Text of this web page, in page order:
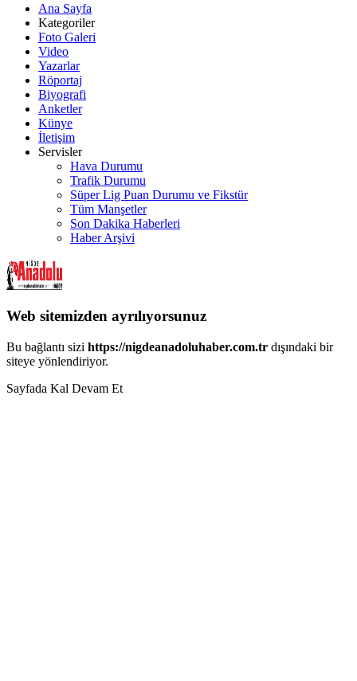
Ana Sayfa
Kategoriler
Foto Galeri
Video
Yazarlar
Röportaj
Biyografi
Anketler
Künye
İletişim
Servisler
Hava Durumu
Trafik Durumu
Süper Lig Puan Durumu ve Fikstür
Tüm Manşetler
Son Dakika Haberleri
Haber Arşivi
Web sitemizden ayrılıyorsunuz
Bu bağlantı sizi https://nigdeanadoluhaber.com.tr dışındaki bir
siteye yönlendiriyor.
Sayfada Kal Devam Et